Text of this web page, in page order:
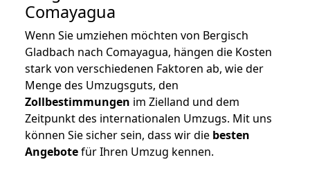
Comayagua
Wenn Sie umziehen möchten von Bergisch
Gladbach nach Comayagua, hängen die Kosten
stark von verschiedenen Faktoren ab, wie der
Menge des Umzugsguts, den
Zollbestimmungen im Zielland und dem
Zeitpunkt des internationalen Umzugs. Mit uns
können Sie sicher sein, dass wir die besten
Angebotefür Ihren Umzug kennen.